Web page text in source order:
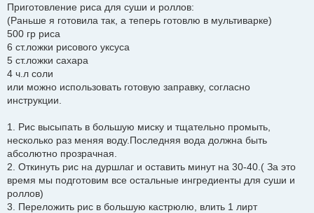
Приготовление риса для суши и роллов:
(Раньше я готовила так, а теперь готовлю в мультиварке)
500 гр риса
6 ст.ложки рисового уксуса
5 ст.ложки сахара
4 ч.л соли
или можно использовать готовую заправку, согласно
инструкции.
1. Рис высыпать в большую миску и тщательно промыть,
несколько раз меняя воду.Последняя вода должна быть
абсолютно прозрачная.
2. Откинуть рис на дуршлаг и оставить минут на 30-40.( За это
время мы подготовим все остальные ингредиенты для суши и
роллов)
3. Переложить рис в большую кастрюлю, влить 1 лирт